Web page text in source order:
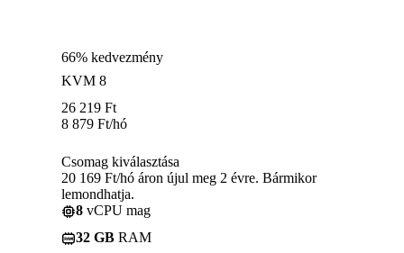
66% kedvezmény
KVM 8
26 219 Ft
8 879 Ft/hó
Csomag kiválasztása
20 169 Ft/hó áron újul meg 2 évre. Bármikor
lemondhatja.
8 vCPU mag
32 GB RAM